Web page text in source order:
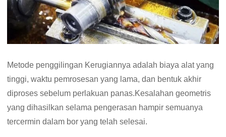
Metode penggilingan Kerugiannya adalah biaya alat yang
tinggi, waktu pemrosesan yang lama, dan bentuk akhir
diproses sebelum perlakuan panas.Kesalahan geometris
yang dihasilkan selama pengerasan hampir semuanya
tercermin dalam bor yang telah selesai.